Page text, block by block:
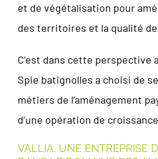
et de végétalisation pour
des territoires et la qualité
C’est dans cette perspective
Spie batignolles a choisi de
métiers de l’aménagement
d’une opération de
VALLIA, UNE ENTREPRISE